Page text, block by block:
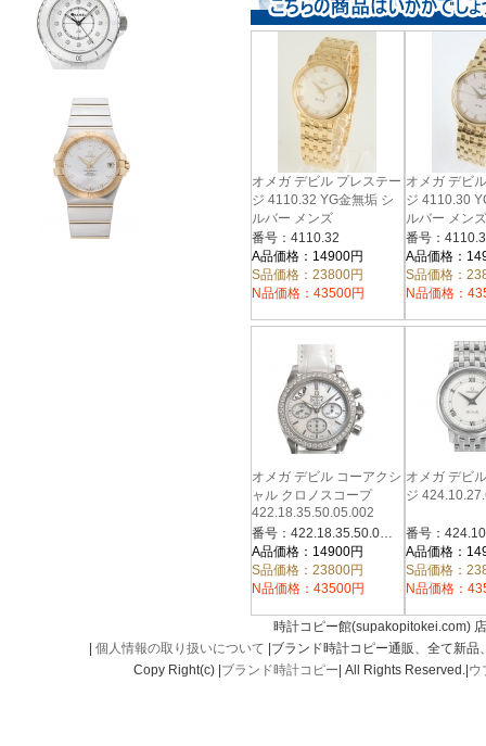
オメガ デビル プレステー
ジ 4110.32 YG金無垢 シ
ルバー メンズ
番号：4110.32
A品価格：14900円
S品価格：23800円
N品価格：43500円
オメガ デビ
ジ 4110.30
ルバー メンズ
番号：
A品価格：
S品価格：
N品価格：
オメガ デビル コーアクシ
ャル クロノスコープ
422.18.35.50.05.002
番号：422.18.35.50.05.002
A品価格：14900円
S品価格：23800円
N品価格：43500円
オメガ デビ
ジ
A品価格：
S品価格：
N品価格：
時計コピー館(supakopitokei.com)
個人情報の取り扱いについて |ブランド時計コピー通販、全て新
Copy Right(c) | ブランド時計コピー | All Rights Reserved.| ウ